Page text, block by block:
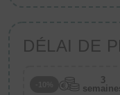
DÉLAI DE
3